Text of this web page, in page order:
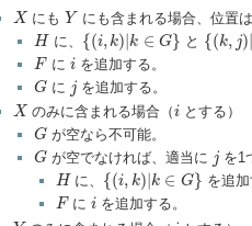
X
X にも Y
Y にも含まれる場合、位置
H
H に、 {(i,k)|k ∈ G}
{(i, k )| k∈ G と {(k, j)|
{(k, |k
F
Fに iを追加する。
G
G に j を追加する。
X
X のみに含まれる場合（iとする）
G
G が空なら不可能。
G
G が空でなければ、適当に j を1
H
H に、 {(i, k)|k ∈ G}
{(i ,k )| k∈ G を追加
F
Fにii を追加する。
Y